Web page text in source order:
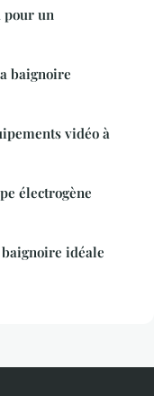
pour un
baignoire
vidéo à
électrogène
idéale